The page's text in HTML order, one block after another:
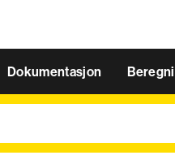
Dokumentasjon